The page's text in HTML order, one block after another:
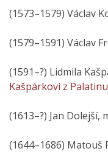
(1573–1579) Václav
(1579–1591) Václav
(1591–?) Lidmila
Kašpárkovi z Palatinu
(1613–?) Jan Dolejší,
(1644–1686) Matouš